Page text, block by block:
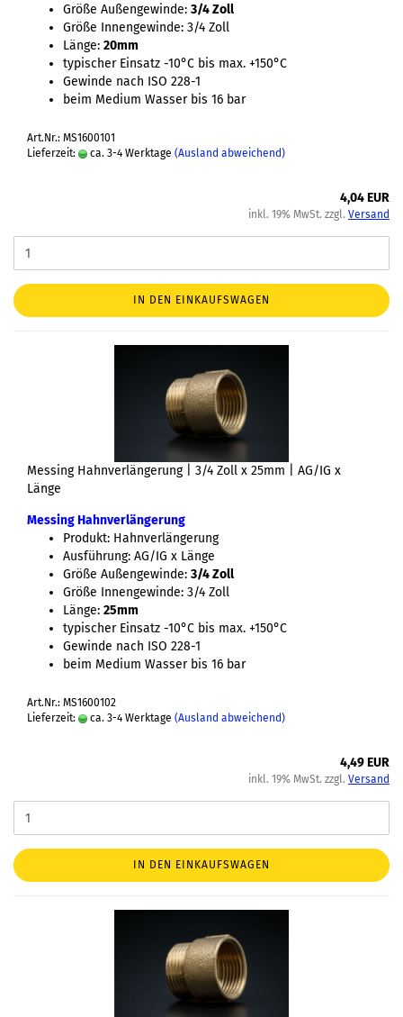
Größe Außengewinde: 3/4 Zoll
Größe Innengewinde: 3/4 Zoll
Länge: 20mm
typischer Einsatz -10°C bis max. +150°C
Gewinde nach ISO 228-1
beim Medium Wasser bis 16 bar
Art.Nr.: MS1600101
Lieferzeit:
ca. 3-4 Werktage (Ausland abweichend)
4,04 EUR
inkl. 19% MwSt. zzgl. Versand
IN DEN EINKAUFSWAGEN
Messing Hahnverlängerung | 3/4 Zoll x 25mm | AG/IG x
Länge
Messing Hahnverlängerung
Produkt: Hahnverlängerung
Ausführung: AG/IG x Länge
Größe Außengewinde: 3/4 Zoll
Größe Innengewinde: 3/4 Zoll
Länge: 25mm
typischer Einsatz -10°C bis max. +150°C
Gewinde nach ISO 228-1
beim Medium Wasser bis 16 bar
Art.Nr.: MS1600102
Lieferzeit:
ca. 3-4 Werktage (Ausland abweichend)
4,49 EUR
inkl. 19% MwSt. zzgl. Versand
IN DEN EINKAUFSWAGEN